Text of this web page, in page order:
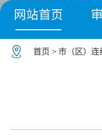
网站首页
首页 > 市（区）连